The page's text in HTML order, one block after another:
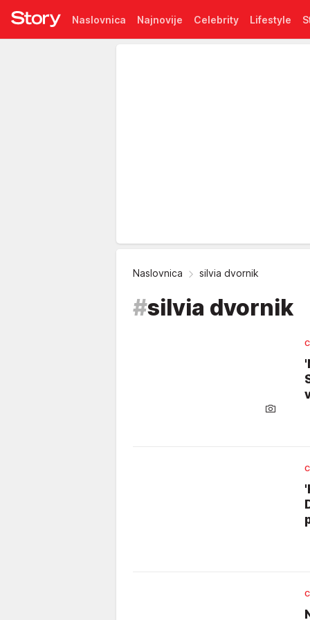
Naslovnica Najnovije Celebrity Lifestyle
Naslovnica silvia dvornik
#silvia dvornik